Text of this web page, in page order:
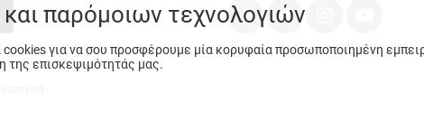
παρόμοιων τεχνολογιών
για να σου προσφέρουμε μία κορυφαία προσωποποιημένη
της επισκεψιμότητάς μας.